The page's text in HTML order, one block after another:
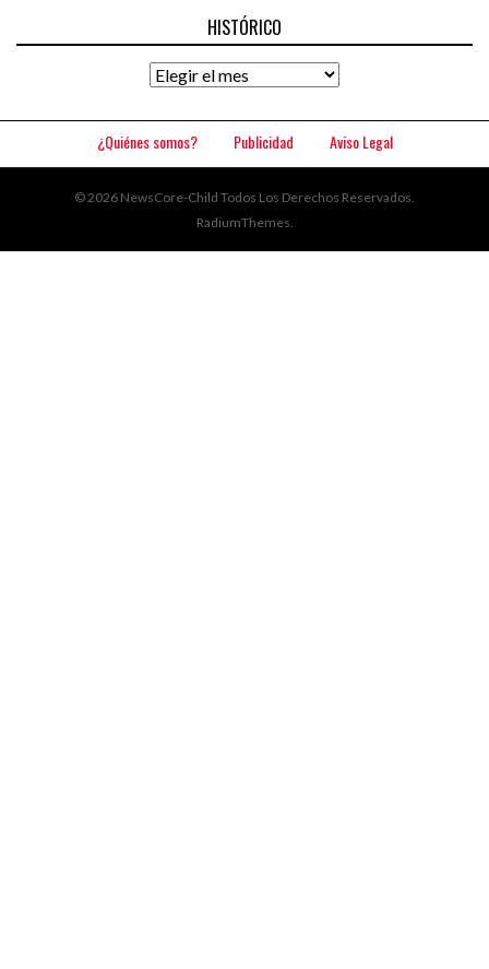
HISTÓRICO
Histórico
¿Quiénes somos? Publicidad Aviso Legal
© 2026 NewsCore-Child Todos Los Derechos Reservados.
RadiumThemes.